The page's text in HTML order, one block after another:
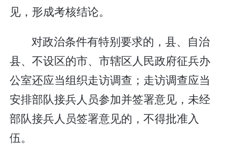
见，形成考核结论。
对政治条件有特别要求的，县、自治
县、不设区的市、市辖区人民政府征兵办
公室还应当组织走访调查；走访调查应当
安排部队接兵人员参加并签署意见，未经
部队接兵人员签署意见的，不得批准入
伍。